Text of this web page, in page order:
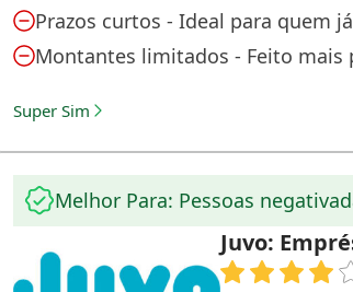
Prazos curtos - Ideal para quem
Montantes limitados - Feito mais
Super Sim
Melhor Para: Pessoas
Juvo: